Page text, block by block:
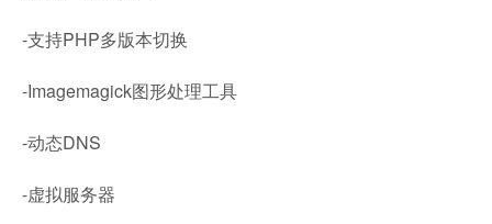
-支持PHP多版本切换
-Imagemagick图形处理工具
-动态DNS
-虚拟服务器